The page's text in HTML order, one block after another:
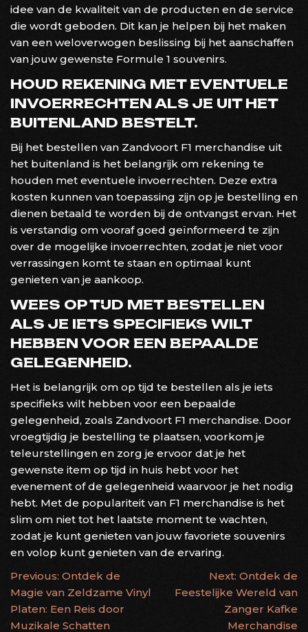
idee van de kwaliteit van de producten en de service
die wordt geboden. Dit kan je helpen bij het maken
van een weloverwogen beslissing bij het aanschaffen
van jouw gewenste Formule 1 souvenirs.
HOUD REKENING MET EVENTUELE
INVOERRECHTEN ALS JE UIT HET
BUITENLAND BESTELT.
Bij het bestellen van Zandvoort F1 merchandise uit
het buitenland is het belangrijk om rekening te
houden met eventuele invoerrechten. Deze extra
kosten kunnen van toepassing zijn op je bestelling en
dienen betaald te worden bij de ontvangst ervan. Het
is verstandig om vooraf goed geïnformeerd te zijn
over de mogelijke invoerrechten, zodat je niet voor
verrassingen komt te staan en optimaal kunt
genieten van je aankoop.
WEES OP TIJD MET BESTELLEN
ALS JE IETS SPECIFIEKS WILT
HEBBEN VOOR EEN BEPAALDE
GELEGENHEID.
Het is belangrijk om op tijd te bestellen als je iets
specifieks wilt hebben voor een bepaalde
gelegenheid, zoals Zandvoort F1 merchandise. Door
vroegtijdig je bestelling te plaatsen, voorkom je
teleurstellingen en zorg je ervoor dat je het
gewenste item op tijd in huis hebt voor het
evenement of de gelegenheid waarvoor je het nodig
hebt. Met de populariteit van F1 merchandise is het
slim om niet tot het laatste moment te wachten,
zodat je kunt genieten van jouw favoriete souvenirs
en volop kunt genieten van de ervaring.
BERICHTNAVIGATIE
Previous: Ontdek de
Magie van Zeldzame Vinyl
Platen: Een Reis door
Muzikale Schatten
Next: Ontdek de
Feestelijke Wereld van
Zanger Kafke
Merchandise